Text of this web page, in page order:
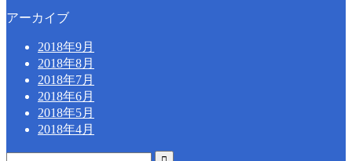
アーカイブ
2018年9月
2018年8月
2018年7月
2018年6月
2018年5月
2018年4月